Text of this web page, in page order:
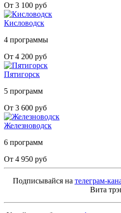
От 3 100 руб
Кисловодск
4 программы
От 4 200 руб
Пятигорск
5 программ
От 3 600 руб
Железноводск
6 программ
От 4 950 руб
Подписывайся на телеграм-
Вита